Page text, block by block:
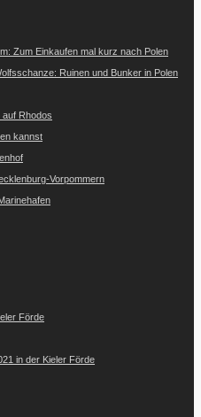
Zum Einkaufen mal kurz nach Polen
Ruinen und Bunker in Polen
auf Rhodos
kannst
Vorpommern
Förde
in der Kieler Förde